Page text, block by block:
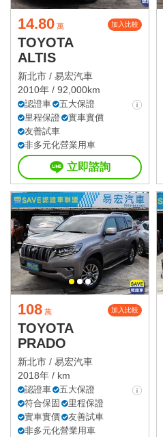
14.80 萬 加入比較
TOYOTA
ALTIS
新北市 / 易宏汽車
2010年 / 92,000km
認證車
五大保證
里程保證
實車實價
友善試車
非多元化營業用車
立即諮詢
108 萬 加入比較
TOYOTA
PRADO
新北市 / 易宏汽車
2018年 / km
認證車
五大保證
符合保固
里程保證
實車實價
友善試車
非多元化營業用車